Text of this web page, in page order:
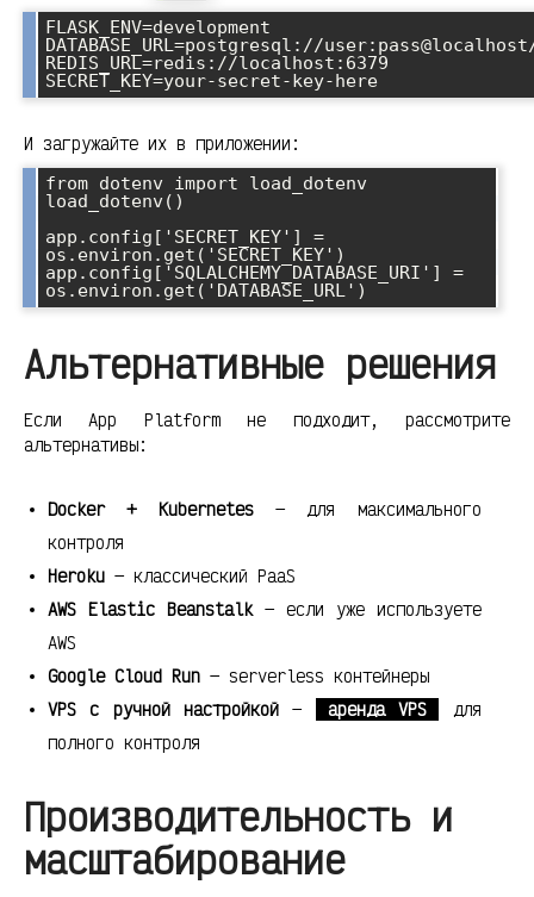
FLASK_ENV=development
DATABASE_URL=postgresql://
REDIS_URL=redis://localhost:6379
И загружайте их в приложении:
from dotenv import load_dotenv
load_dotenv()
app.config['SECRET_KEY'] =
os.environ.get('SECRET_KEY')
app.config['SQLALCHEMY_DATABASE_URI'] =
Альтернативные решения
Если App Platform не подходит, рассмотрите
альтернативы:
Docker + Kubernetes— для максимального
контроля
Heroku — классический PaaS
AWS Elastic Beanstalk— если уже используете
AWS
Google Cloud Run — serverless контейнеры
VPS с ручной настройкой — аренда VPS
для
полного контроля
Производительность и
масштабирование